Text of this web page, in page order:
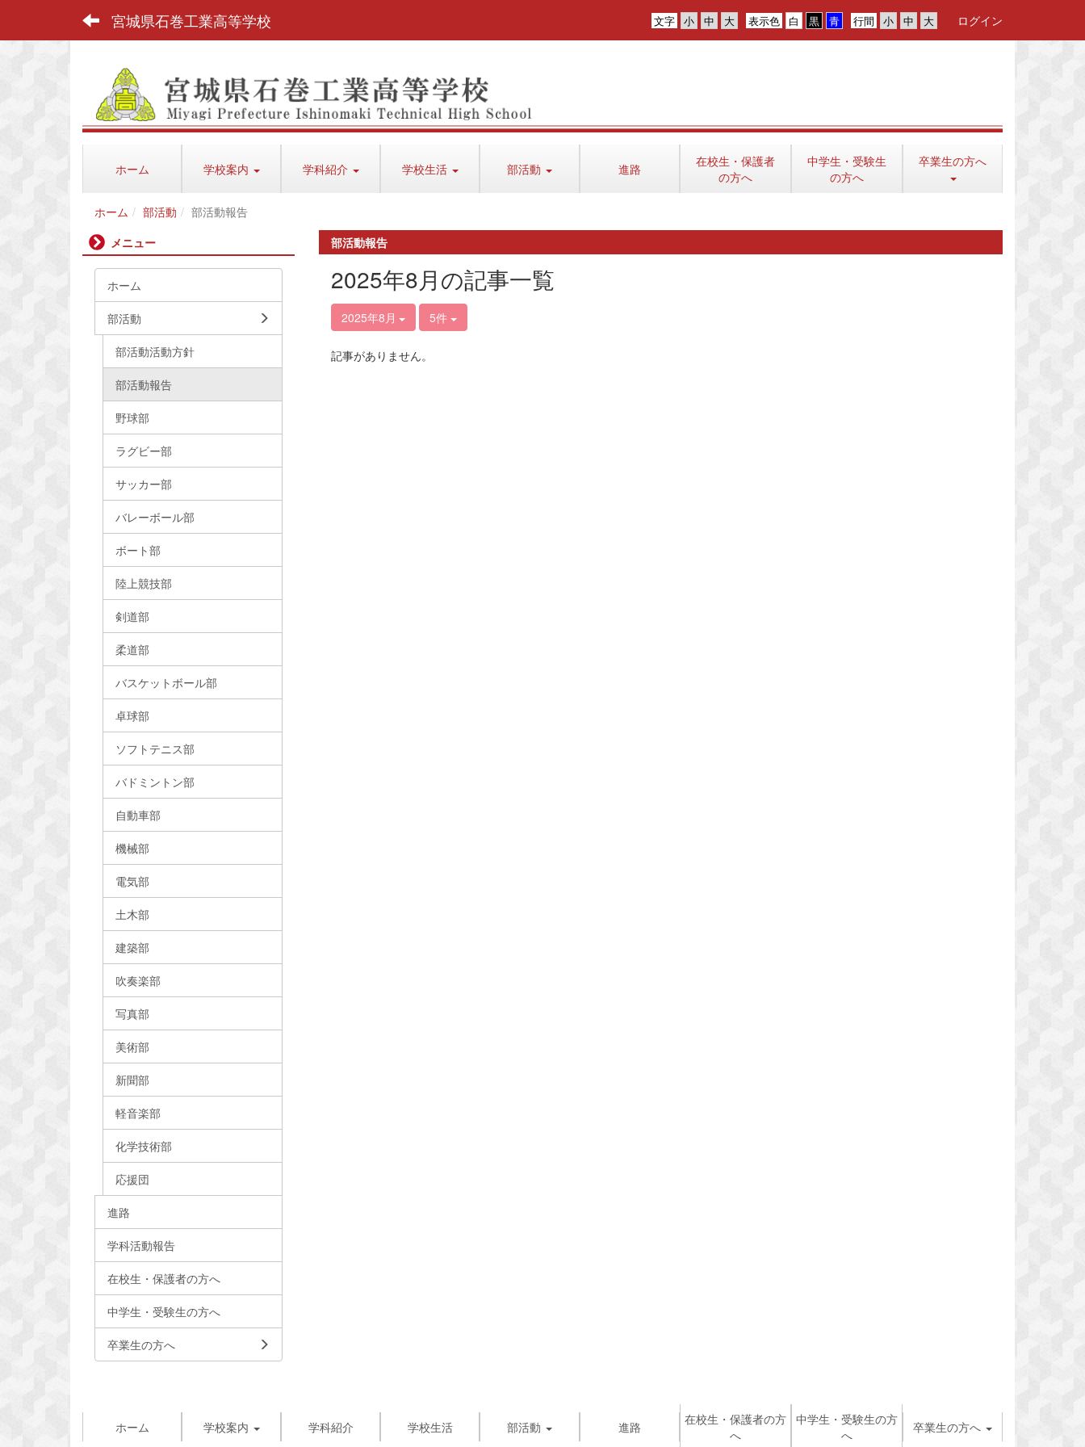
宮城県石巻工業高等学校 行間
表示色
文字 ログイン
ホーム 学校案内 学科紹介 学校生活 部活動 進路
在校生・保護者
の方へ
中学生・受験生
の方へ
卒業生の方へ
ホーム 部活動
部活動報告
部活動報告
2025年8月の記事一覧
2025年8月 5件
記事がありません。
メニュー
ホーム
部活動
部活動活動方針
部活動報告
野球部
ラグビー部
サッカー部
バレーボール部
ボート部
陸上競技部
剣道部
柔道部
バスケットボール部
卓球部
ソフトテニス部
バドミントン部
自動車部
機械部
電気部
土木部
建築部
吹奏楽部
写真部
美術部
新聞部
軽音楽部
化学技術部
応援団
進路
学科活動報告
在校生・保護者の方へ
中学生・受験生の方へ
卒業生の方へ
ホーム 学校案内 学科紹介 学校生活 部活動 進路
在校生・保護者の方
へ
中学生・受験生の方
へ
卒業生の方へ